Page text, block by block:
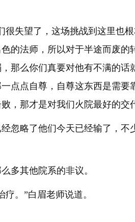
很失望了，这场挑战到这里也
的法师，所以对于半途而废的
那么你们真要对他有不满的话
点点自尊，自尊这东西是需要
，那才是对我们火院最好的交
忽略了他们今天已经输了，不
多其他院系的非议。
。”白眉老师说道。